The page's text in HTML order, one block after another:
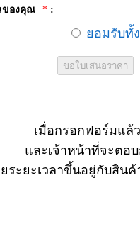
ของคุณ
* :
ยอมรับทั้
เมื่อกรอกฟอร์มแล้
และเจ้าหน้าที่จะตอบ
ระยะเวลาขึ้นอยู่กับสิน